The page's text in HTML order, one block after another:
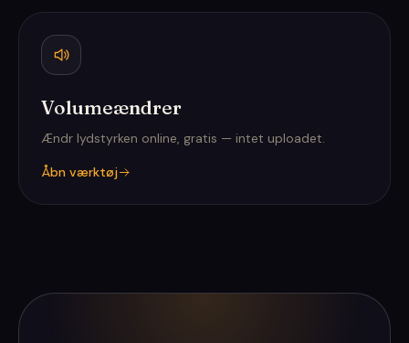
Volumeændrer
Ændr lydstyrken online, gratis — intet uploadet.
Åbn værktøj